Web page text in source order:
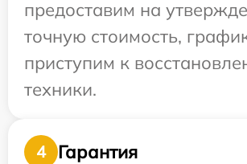
предоставим на
точную стоимость,
приступим к
техники.
4
Гарантия